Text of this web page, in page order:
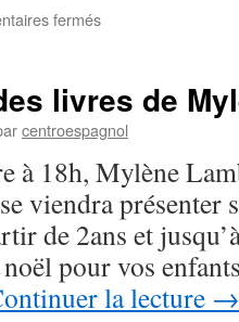
fermés
Lambert
livres de
centroespagnol
à 18h, Mylène
viendra présenter
de 2ans et
pour vos
la lecture →